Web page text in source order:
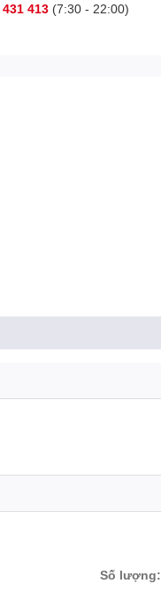
413(7:30 - 22:00)
Số lượng: